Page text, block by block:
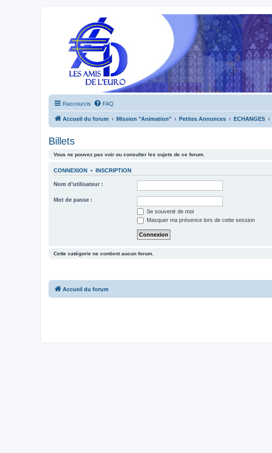
Raccourcis FAQ
Accueil du forum Mission "Animation" Petites Annonces ECHANGES
Billets
Vous ne pouvez pas voir ou consulter les sujets de ce forum.
CONNEXION • INSCRIPTION
Nom d’utilisateur :
Mot de passe :
Se souvenir de moi
Masquer ma présence lors de cette session
Cette catégorie ne contient aucun forum.
Accueil du forum